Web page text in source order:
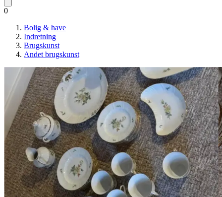
0
Bolig & have
Indretning
Brugskunst
Andet brugskunst